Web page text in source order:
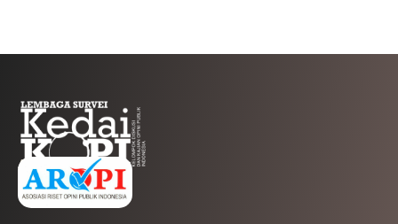
AFILIASI